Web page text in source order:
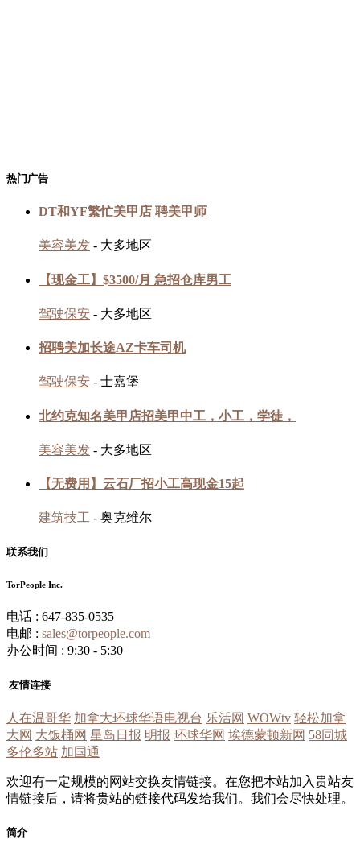
热门广告
DT和YF繁忙美甲店 聘美甲师
美容美发 - 大多地区
【现金工】$3500/月 急招仓库男工
驾驶保安 - 大多地区
招聘美加长途AZ卡车司机
驾驶保安 - 士嘉堡
北约克知名美甲店招美甲中工，小工，学徒，
美容美发 - 大多地区
【无费用】云石厂招小工高现金15起
建筑技工 - 奥克维尔
联系我们
TorPeople Inc.
电话 : 647-835-0535
电邮 : sales@torpeople.com
办公时间 : 9:30 - 5:30
友情连接
人在温哥华 加拿大环球华语电视台 乐活网 WOWtv 轻松加拿
大网 大饭桶网 星岛日报 明报 环球华网 埃德蒙顿新网 58同城
多伦多站 加国通
欢迎有一定规模的网站交换友情链接。在您把本站加入贵站友
情链接后，请将贵站的链接代码发给我们。我们会尽快处理。
简介